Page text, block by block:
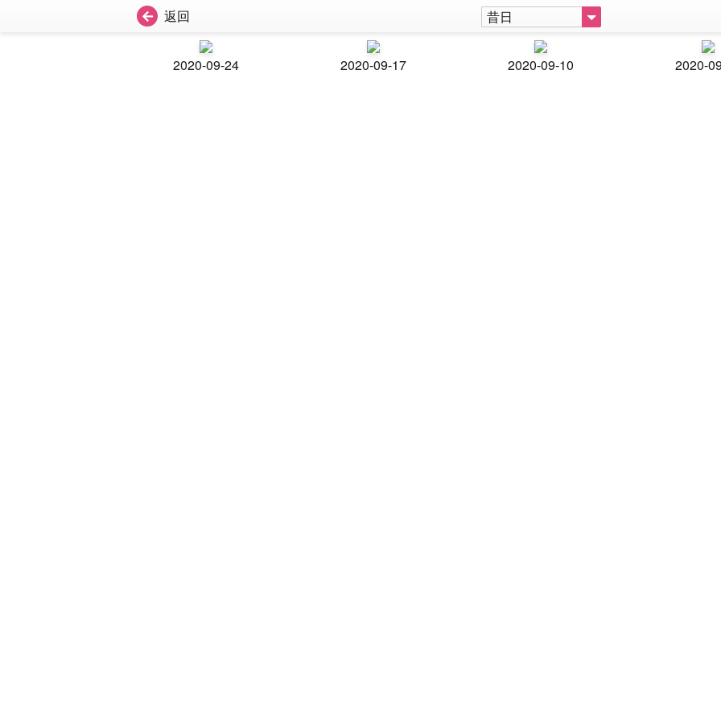
返回 昔日
2020-09-24 2020-09-17 2020-09-10 2020-